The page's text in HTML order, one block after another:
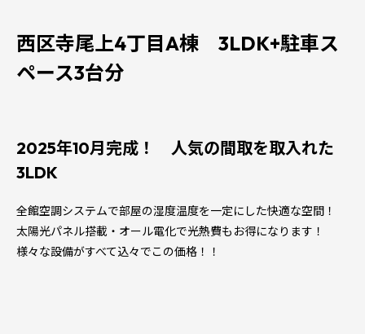
西区寺尾上4丁目A棟 3LDK+駐車ス
ペース3台分
2025年10月完成！ 人気の間取を取入れた
3LDK
全館空調システムで部屋の湿度温度を一定にした快適な空間！
太陽光パネル搭載・オール電化で光熱費もお得になります！
様々な設備がすべて込々でこの価格！！